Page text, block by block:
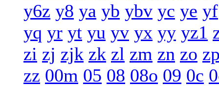
y6z y8 ya yb ybv yc ye yf
yq yr yt yu yv yx yy yz1
zi zj zjk zk zl zm zn zo
zz 00m 05 08 08o 09 0c